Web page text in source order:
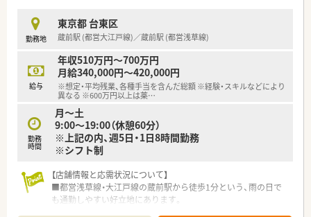
があるのも特徴です
勤務地
東京都 台東区
蔵前駅 (都営大江戸線)／蔵前駅 (都営浅草線)
給与
年収510万円～700万円
月給340,000円～420,000円
※想定・平均残業、各種手当を含んだ総額 ※経験・スキルなどにより
異なる ※600万円以上は薬…
勤務
時間
月～土
9:00～19:00（休憩60分）
※上記の内、週5日・1日8時間勤務
※シフト制
【店舗情報と応需状況について】
■都営浅草線・大江戸線の蔵前駅から徒歩1分という、雨の日で
も通勤しやすい好立地にあります。